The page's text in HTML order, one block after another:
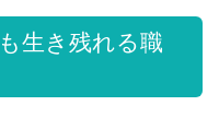
生き残れる職